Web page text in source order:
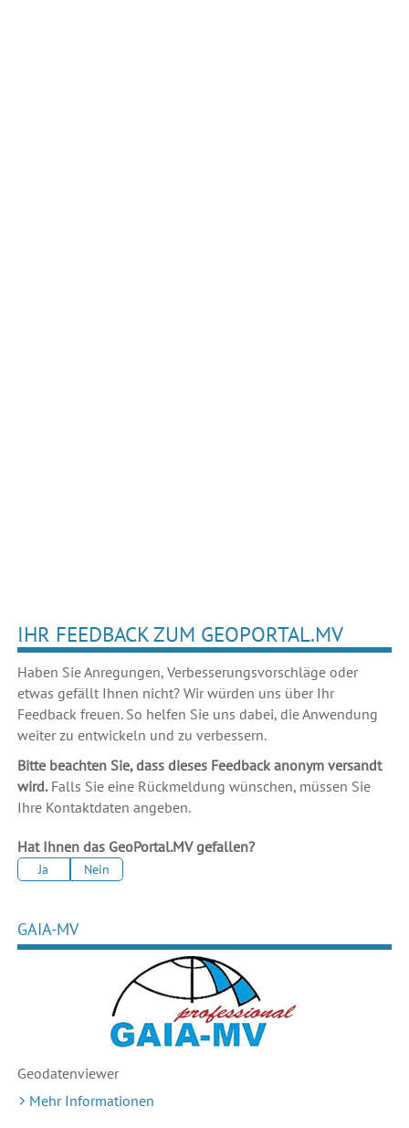
IHR FEEDBACK ZUM GEOPORTAL.MV
Haben Sie Anregungen, Verbesserungsvorschläge oder
etwas gefällt Ihnen nicht? Wir würden uns über Ihr
Feedback freuen. So helfen Sie uns dabei, die Anwendung
weiter zu entwickeln und zu verbessern.
Bitte beachten Sie, dass dieses Feedback anonym versandt
wird.Falls Sie eine Rückmeldung wünschen, müssen Sie
Ihre Kontaktdaten angeben.
Hat Ihnen das GeoPortal.MV gefallen?
Ja Nein
GAIA-MV
Geodatenviewer
Mehr Informationen